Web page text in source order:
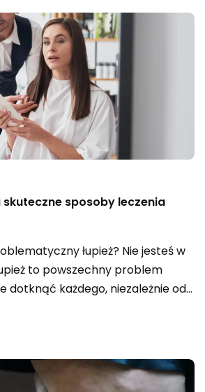
skuteczne sposoby leczenia
łupież? Nie jesteś w
to powszechny problem
dotknąć każdego, niezależnie od
łupież, a także jakie są jego
leczenia, zarówno dla
i u dzieci.